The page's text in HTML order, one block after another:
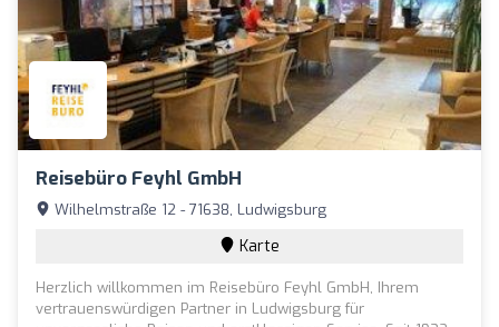
Reisebüro Feyhl GmbH
Wilhelmstraße 12 - 71638, Ludwigsburg
Karte
Herzlich willkommen im Reisebüro Feyhl GmbH, Ihrem
vertrauenswürdigen Partner in Ludwigsburg für